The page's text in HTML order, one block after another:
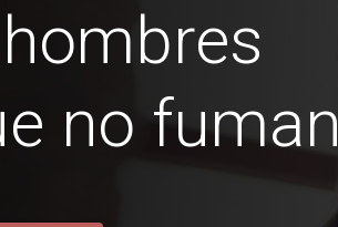
no fuman